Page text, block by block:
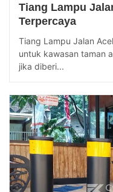
Tiang Lampu
Terpercaya
Tiang Lampu Jalan
untuk kawasan taman
jika diberi...